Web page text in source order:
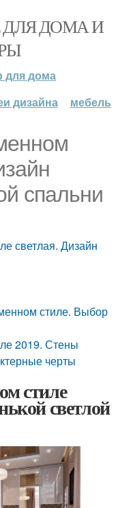
ДЛЯ ДОМА И
для дома
дизайна мебель
спальни
светлая. Дизайн
стиле. Выбор
2019. Стены
черты
стиле
светлой